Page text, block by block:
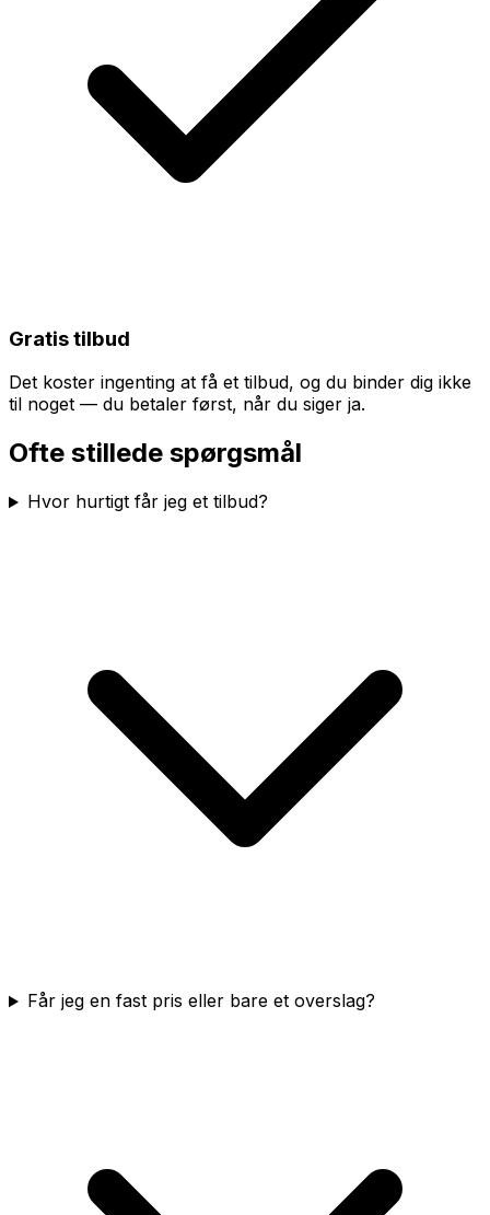
Gratis tilbud
Det koster ingenting at få et tilbud, og du binder dig ikke
til noget — du betaler først, når du siger ja.
Ofte stillede spørgsmål
Hvor hurtigt får jeg et tilbud?
Får jeg en fast pris eller bare et overslag?